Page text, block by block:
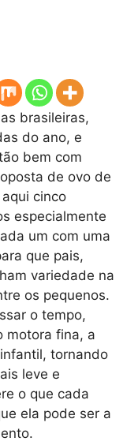
brasileiras,
do ano, e
bem com
de ovo de
cinco
especialmente
um com uma
que pais,
variedade na
os pequenos.
o tempo,
motora fina, a
tornando
leve e
o que cada
ela pode ser a